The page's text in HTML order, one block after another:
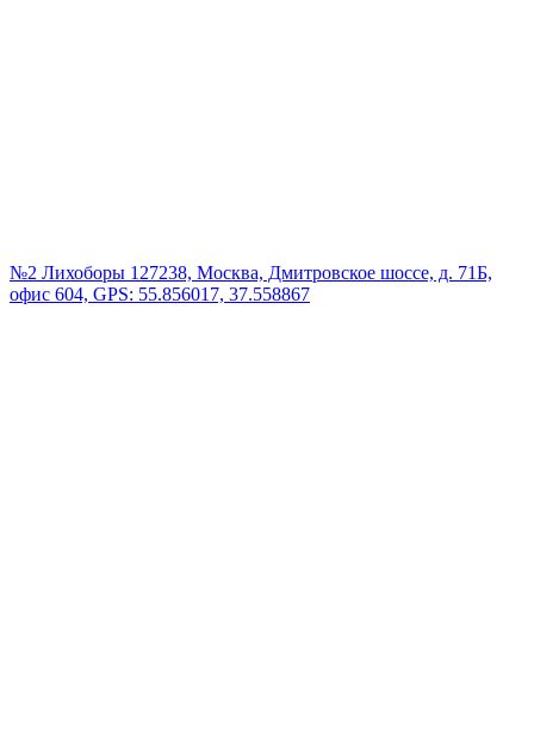
№2 Лихоборы 127238, Москва, Дмитровское шоссе, д. 71Б,
офис 604, GPS: 55.856017, 37.558867